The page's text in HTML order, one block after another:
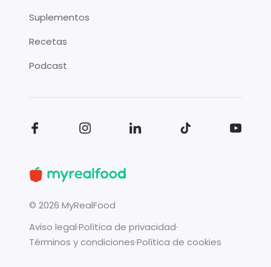
Suplementos
Recetas
Podcast
© 2026 MyRealFood
Aviso legal·Política de privacidad·
Términos y condiciones·Política de cookies